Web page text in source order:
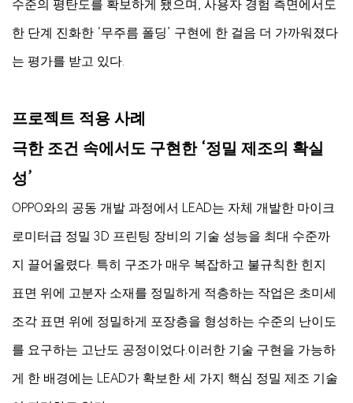
수준의 평탄도를 확보하게 됐으며, 사용자 경험 측면에서도
한 단계 진화한 ‘무주름 폴딩’ 구현에 한 걸음 더 가까워졌다
는 평가를 받고 있다.
프로젝트 적용 사례
극한 조건 속에서도 구현한 ‘정밀 제조의 확실
성’
OPPO와의 공동 개발 과정에서 LEAD는 자체 개발한 마이크
로미터급 정밀 3D 프린팅 장비의 기술 성능을 최대 수준까
지 끌어올렸다. 특히 구조가 매우 복잡하고 불규칙한 힌지
표면 위에 고분자 소재를 정밀하게 적층하는 작업은 초미세
조각 표면 위에 정밀하게 포장층을 형성하는 수준의 난이도
를 요구하는 고난도 공정이었다. 이러한 기술 구현을 가능하
게 한 배경에는 LEAD가 확보한 세 가지 핵심 정밀 제조 기술